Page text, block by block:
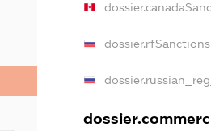
dossier.rfSanctions